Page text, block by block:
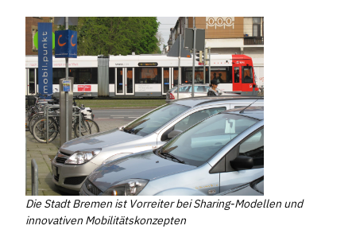
Die Stadt Bremen ist Vorreiter bei Sharing-Modellen und
innovativen Mobilitätskonzepten